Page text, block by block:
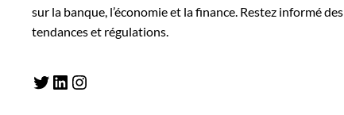
sur la banque, l’économie et la finance. Restez informé des
tendances et régulations.
Twitter LinkedIn Instagram